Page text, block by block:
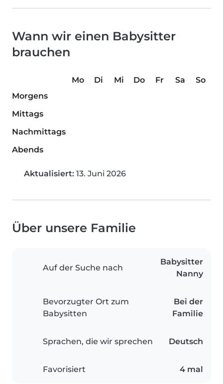
Wann wir einen Babysitter
brauchen
Mo Di Mi Do Fr Sa
So
Morgens
Mittags
Nachmittags
Abends
Aktualisiert: 13. Juni 2026
Über unsere Familie
Auf der Suche nach
Babysitter
Nanny
Bevorzugter Ort zum
Babysitten
Bei der
Familie
Sprachen, die wir sprechen Deutsch
Favorisiert 4 mal